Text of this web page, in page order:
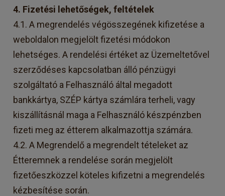
4. Fizetési lehetőségek, feltételek
4.1. A megrendelés végösszegének kifizetése a
weboldalon megjelölt fizetési módokon
lehetséges. A rendelési értéket az Üzemeltetővel
szerződéses kapcsolatban álló pénzügyi
szolgáltató a Felhasználó által megadott
bankkártya, SZÉP kártya számlára terheli, vagy
kiszállításnál maga a Felhasználó készpénzben
fizeti meg az étterem alkalmazottja számára.
4.2. A Megrendelő a megrendelt tételeket az
Étteremnek a rendelése során megjelölt
fizetőeszközzel köteles kifizetni a megrendelés
kézbesítése során.